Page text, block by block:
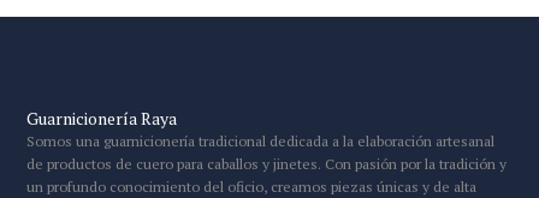
Guarnicionería Raya
Somos una guarnicionería tradicional dedicada a la elaboración artesanal
de productos de cuero para caballos y jinetes. Con pasión por la tradición y
un profundo conocimiento del oficio, creamos piezas únicas y de alta